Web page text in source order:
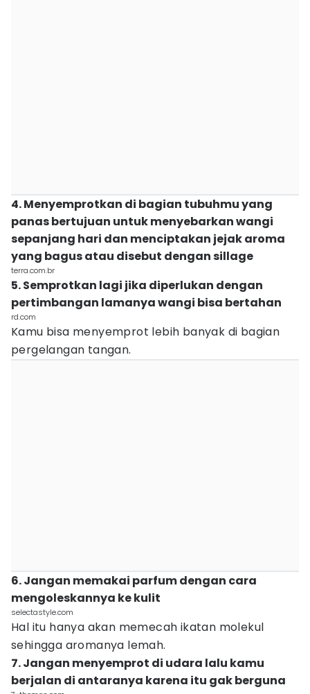
4. Menyemprotkan di bagian tubuhmu yang
panas bertujuan untuk menyebarkan wangi
sepanjang hari dan menciptakan jejak aroma
yang bagus atau disebut dengan sillage
terra.com.br
5. Semprotkan lagi jika diperlukan dengan
pertimbangan lamanya wangi bisa bertahan
rd.com
Kamu bisa menyemprot lebih banyak di bagian
pergelangan tangan.
6. Jangan memakai parfum dengan cara
mengoleskannya ke kulit
selectastyle.com
Hal itu hanya akan memecah ikatan molekul
sehingga aromanya lemah.
7. Jangan menyemprot di udara lalu kamu
berjalan di antaranya karena itu gak berguna